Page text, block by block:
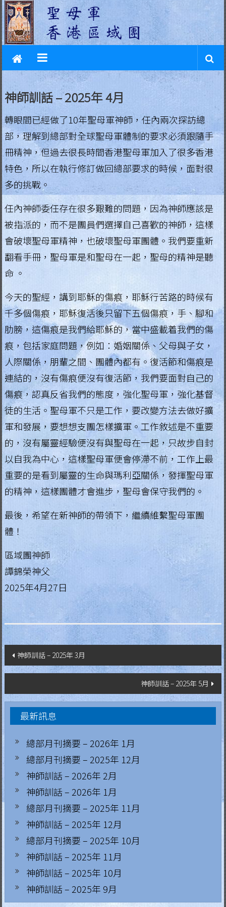
Skip
to
content
L
e
g
i
o
n
o
f
M
a
r
y
.
H
o
n
g
K
o
n
g
R
e
g
i
a
L
e
g
o
n
f
r
.
g
神師訓話 – 2025年 4月
轉眼間已經做了10年聖母軍神師，任內兩次探訪總
部，理解到總部對全球聖母軍體制的要求必須跟隨手
冊精神，但過去很長時間香港聖母軍加入了很多香港
特色，所以在執行修訂做回總部要求的時候，面對很
多的挑戰。
任內神師委任存在很多艱難的問題，因為神師應該是
被指派的，而不是團員們選擇自己喜歡的神師，這樣
會破壞聖母軍精神，也破壞聖母軍團體。我們要重新
翻看手冊，聖母軍是和聖母在一起，聖母的精神是聽
命 。
今天的聖經，講到耶穌的傷痕，耶穌行苦路的時候有
千多個傷痕，耶穌復活後只留下五個傷痕，手、腳和
肋膀，這傷痕是我們給耶穌的，當中盛載着我們的傷
痕，包括家庭問題，例如：婚姻關係、父母與子女，
人際關係，朋輩之間、團體內都有。復活節和傷痕是
連結的，沒有傷痕便沒有復活節，我們要面對自己的
傷痕，認真反省我們的態度，強化聖母軍，強化基督
徒的生活。聖母軍不只是工作，要改變方法去做好擴
軍和發展，要想想支團怎樣擴軍。工作敘述是不重要
的，沒有屬靈經驗便沒有與聖母在一起，只故步自封
以自我為中心，這樣聖母軍便會停滯不前，工作上最
重要的是看到屬靈的生命與瑪利亞關係，發揮聖母軍
的精神，這樣團體才會進步，聖母會保守我們的。
最後，希望在新神師的帶領下，繼續維繫聖母軍團
體！
區域團神師
譚錦榮神父
2025年4月27日
文
章
導
覽
神師訓話 – 2025年 3月
神師訓話 – 2025年 5月
最新訊息
總部月刊摘要 – 2026年 1月
總部月刊摘要 – 2025年 12月
神師訓話 – 2026年 2月
神師訓話 – 2026年 1月
總部月刊摘要 – 2025年 11月
神師訓話 – 2025年 12月
總部月刊摘要 – 2025年 10月
神師訓話 – 2025年 11月
神師訓話 – 2025年 10月
神師訓話 – 2025年 9月